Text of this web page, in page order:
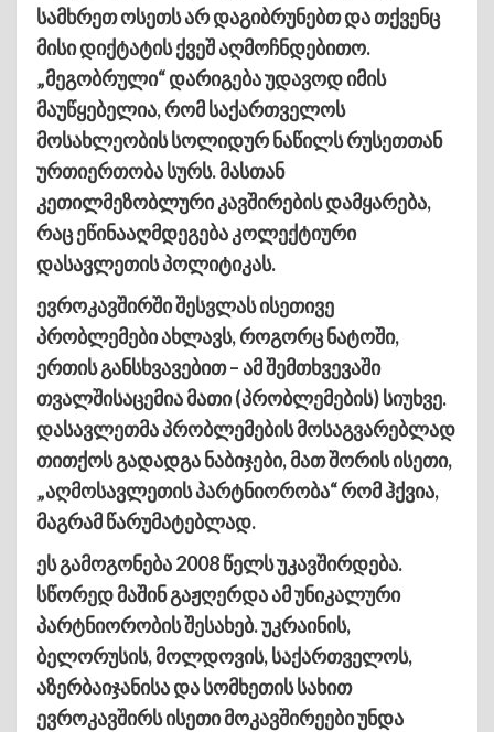
სამხრეთ ოსეთს არ დაგიბრუნებთ და თქვენც
მისი დიქტატის ქვეშ აღმოჩნდებითო.
„მეგობრული“ დარიგება უდავოდ იმის
მაუწყებელია, რომ საქართველოს
მოსახლეობის სოლიდურ ნაწილს რუსეთთან
ურთიერთობა სურს. მასთან
კეთილმეზობლური კავშირების დამყარება,
რაც ეწინააღმდეგება კოლექტიური
დასავლეთის პოლიტიკას.
ევროკავშირში შესვლას ისეთივე
პრობლემები ახლავს, როგორც ნატოში,
ერთის განსხვავებით – ამ შემთხვევაში
თვალშისაცემია მათი (პრობლემების) სიუხვე.
დასავლეთმა პრობლემების მოსაგვარებლად
თითქოს გადადგა ნაბიჯები, მათ შორის ისეთი,
„აღმოსავლეთის პარტნიორობა“ რომ ჰქვია,
მაგრამ წარუმატებლად.
ეს გამოგონება 2008 წელს უკავშირდება.
სწორედ მაშინ გაჟღერდა ამ უნიკალური
პარტნიორობის შესახებ. უკრაინის,
ბელორუსის, მოლდოვის, საქართველოს,
აზერბაიჯანისა და სომხეთის სახით
ევროკავშირს ისეთი მოკავშირეები უნდა